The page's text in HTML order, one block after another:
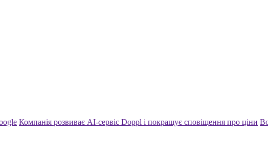
Компанія розвиває АІ-сервіс Doppl і покращує сповіщення про ціни